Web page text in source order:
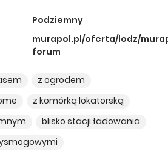
Podziemny
murapol.pl/oferta/lodz/
forum
z ogrodem
z komórką lokatorską
blisko stacji ładowania